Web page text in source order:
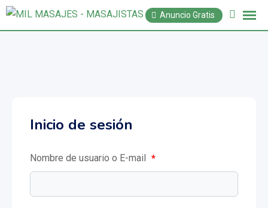
Anuncio Gratis
Inicio de sesión
Nombre de usuario o E-mail *